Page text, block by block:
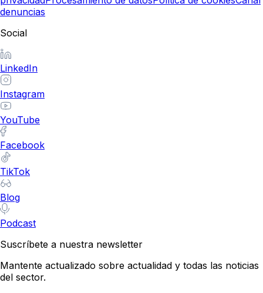
denuncias
Social
LinkedIn
Instagram
YouTube
Facebook
TikTok
Blog
Podcast
Suscríbete a nuestra newsletter
Mantente actualizado sobre actualidad y todas las noticias
del sector.